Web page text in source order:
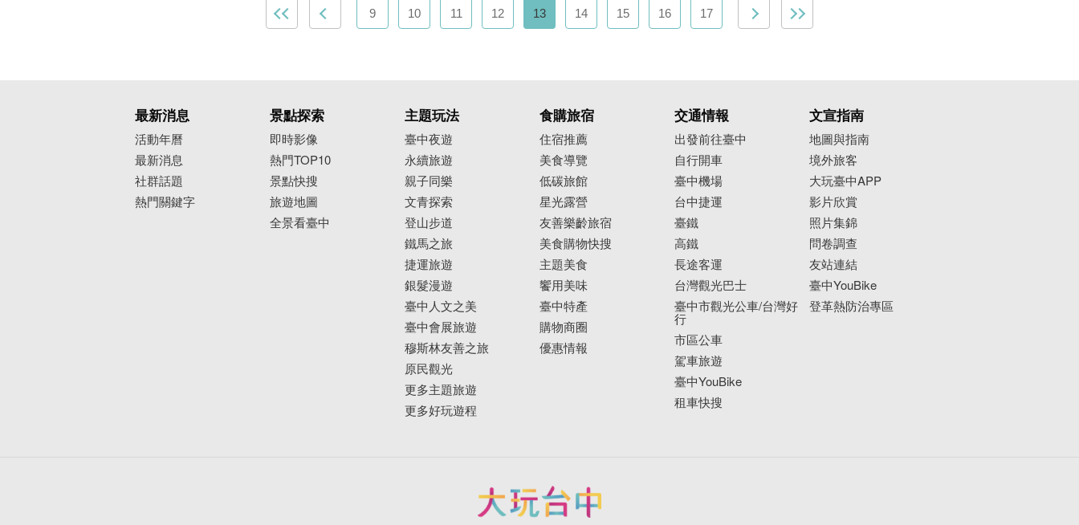
9 10 11 12 13 14 15 16 17
最新消息
活動年曆
最新消息
社群話題
熱門關鍵字
景點探索
即時影像
熱門TOP10
景點快搜
旅遊地圖
全景看臺中
主題玩法
臺中夜遊
永續旅遊
親子同樂
文青探索
登山步道
鐵馬之旅
捷運旅遊
銀髮漫遊
臺中人文之美
臺中會展旅遊
穆斯林友善之旅
原民觀光
更多主題旅遊
更多好玩遊程
食購旅宿
住宿推薦
美食導覽
低碳旅館
星光露營
友善樂齡旅宿
美食購物快搜
主題美食
饗用美味
臺中特產
購物商圈
優惠情報
交通情報
出發前往臺中
自行開車
臺中機場
台中捷運
臺鐵
高鐵
長途客運
台灣觀光巴士
臺中市觀光公車/台灣好
行
市區公車
駕車旅遊
臺中YouBike
租車快搜
文宣指南
地圖與指南
境外旅客
大玩臺中APP
影片欣賞
照片集錦
問卷調查
友站連結
臺中YouBike
登革熱防治專區